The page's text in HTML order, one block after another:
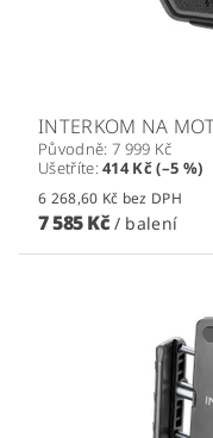
INTERKOM NA
Původně: 7 999 Kč
Ušetříte:414 Kč (–5 %)
6 268,60 Kč bez DPH
7 585 Kč / balení